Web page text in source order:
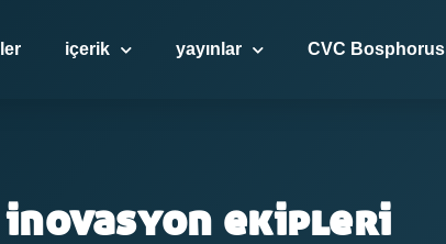
içerik yayınlar CVC Bosphorus
ekipleri